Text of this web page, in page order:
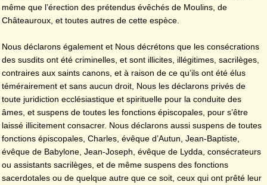
même que l’érection des prétendus évêchés de Moulins, de
Châteauroux, et toutes autres de cette espèce.
Nous déclarons également et Nous décrétons que les consécrations
des susdits ont été criminelles, et sont illicites, illégitimes, sacrilèges,
contraires aux saints canons, et à raison de ce qu’ils ont été élus
témérairement et sans aucun droit, Nous les déclarons privés de
toute juridiction ecclésiastique et spirituelle pour la conduite des
âmes, et suspens de toutes les fonctions épiscopales, pour s’être
laissé illicitement consacrer. Nous déclarons aussi suspens de toutes
fonctions épiscopales, Charles, évêque d’Autun, Jean-Baptiste,
évêque de Babylone, Jean-Joseph, évêque de Lydda, consécrateurs
ou assistants sacrilèges, et de même suspens des fonctions
sacerdotales ou de quelque autre que ce soit, ceux qui ont prêté leur